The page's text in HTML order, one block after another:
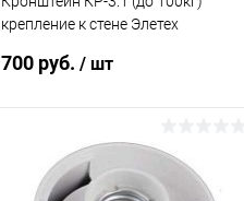
крепление к стене Элетех
700 руб. / шт
В корзину